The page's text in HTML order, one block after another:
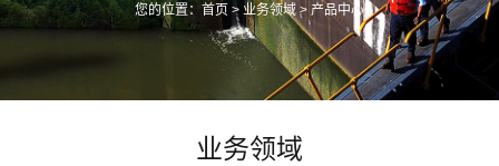
您的位置： 首页 > 业务领域 >产品中心
业务领域